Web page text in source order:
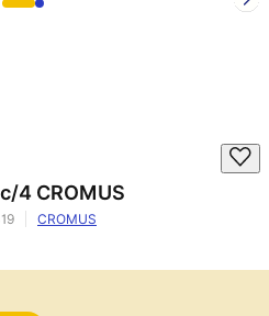
4 CROMUS
CROMUS